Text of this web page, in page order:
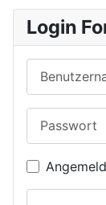
Login